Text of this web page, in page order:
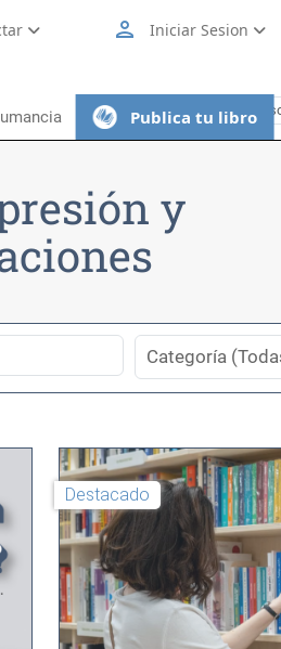
person Iniciar Sesion
Publica tu libro
y
Destacado